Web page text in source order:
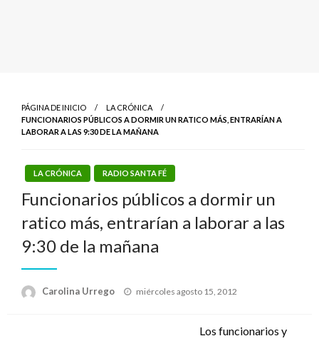
PÁGINA DE INICIO
LA CRÓNICA
FUNCIONARIOS PÚBLICOS A DORMIR UN RATICO MÁS, ENTRARÍAN A
LABORAR A LAS 9:30 DE LA MAÑANA
LA CRÓNICA RADIO SANTA FÉ
Funcionarios públicos a dormir un
ratico más, entrarían a laborar a las
9:30 de la mañana
Carolina Urrego
Publicado
miércoles agosto 15, 2012
Los funcionarios y